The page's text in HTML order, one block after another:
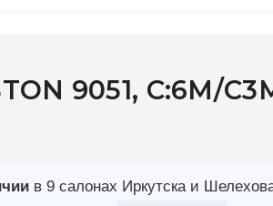
Промокод — скидка 10%